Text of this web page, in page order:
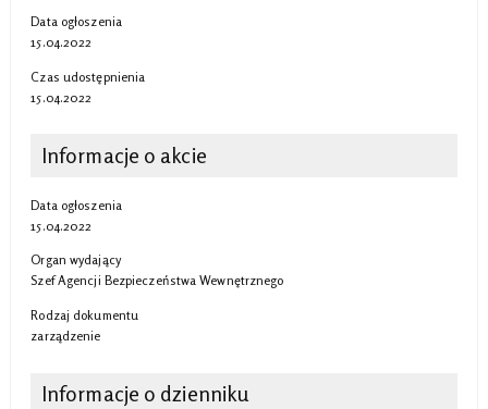
Data ogłoszenia
15.04.2022
Czas udostępnienia
15.04.2022
Informacje o akcie
Data ogłoszenia
15.04.2022
Organ wydający
Szef Agencji Bezpieczeństwa Wewnętrznego
Rodzaj dokumentu
zarządzenie
Informacje o dzienniku